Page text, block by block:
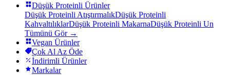
Düşük Proteinli Ürünler
Düşük Proteinli AtıştırmalıkDüşük Proteinli
KahvaltılıklarDüşük Proteinli MakarnaDüşük Proteinli Un
Tümünü Gör →
Vegan Ürünler
Çok Al Az Öde
İndirimli Ürünler
Markalar